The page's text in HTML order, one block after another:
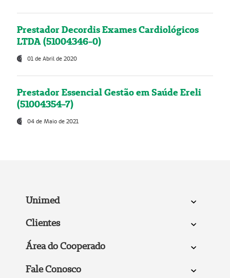
Prestador Decordis Exames Cardiológicos
LTDA (51004346-0)
01 de Abril de 2020
Prestador Essencial Gestão em Saúde Ereli
(51004354-7)
04 de Maio de 2021
Unimed
Clientes
Área do Cooperado
Fale Conosco